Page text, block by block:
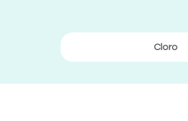
Cloro